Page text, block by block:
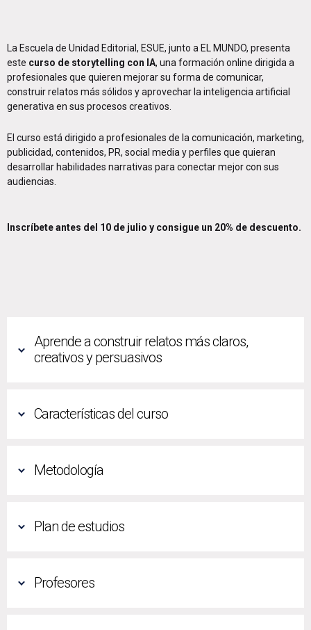
La Escuela de Unidad Editorial, ESUE, junto a EL MUNDO, presenta
este curso de storytelling con IA, una formación online dirigida a
profesionales que quieren mejorar su forma de comunicar,
construir relatos más sólidos y aprovechar la inteligencia artificial
generativa en sus procesos creativos.
El curso está dirigido a profesionales de la comunicación, marketing,
publicidad, contenidos, PR, social media y perfiles que quieran
desarrollar habilidades narrativas para conectar mejor con sus
audiencias.
Inscríbete antes del 10 de julio y consigue un 20% de descuento.
Aprende a construir relatos más claros,
creativos y persuasivos
Características del curso
Metodología
Plan de estudios
Profesores